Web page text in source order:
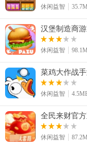
休闲益智
汉堡制造商
休闲益智
菜鸡大作战
休闲益智
全民来财官
休闲益智